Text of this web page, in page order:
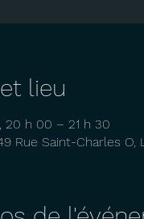
lieu
20 h 00 – 21 h 30
Rue Saint-Charles O,